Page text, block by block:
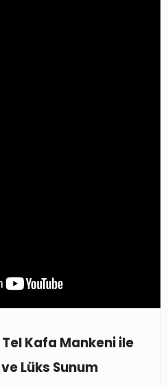
Kafa Mankeni ile
Lüks Sunum